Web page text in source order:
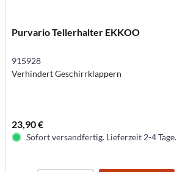
Purvario Tellerhalter EKKOO
915928
Verhindert Geschirrklappern
23,90 €
Sofort versandfertig. Lieferzeit 2-4 Tage.